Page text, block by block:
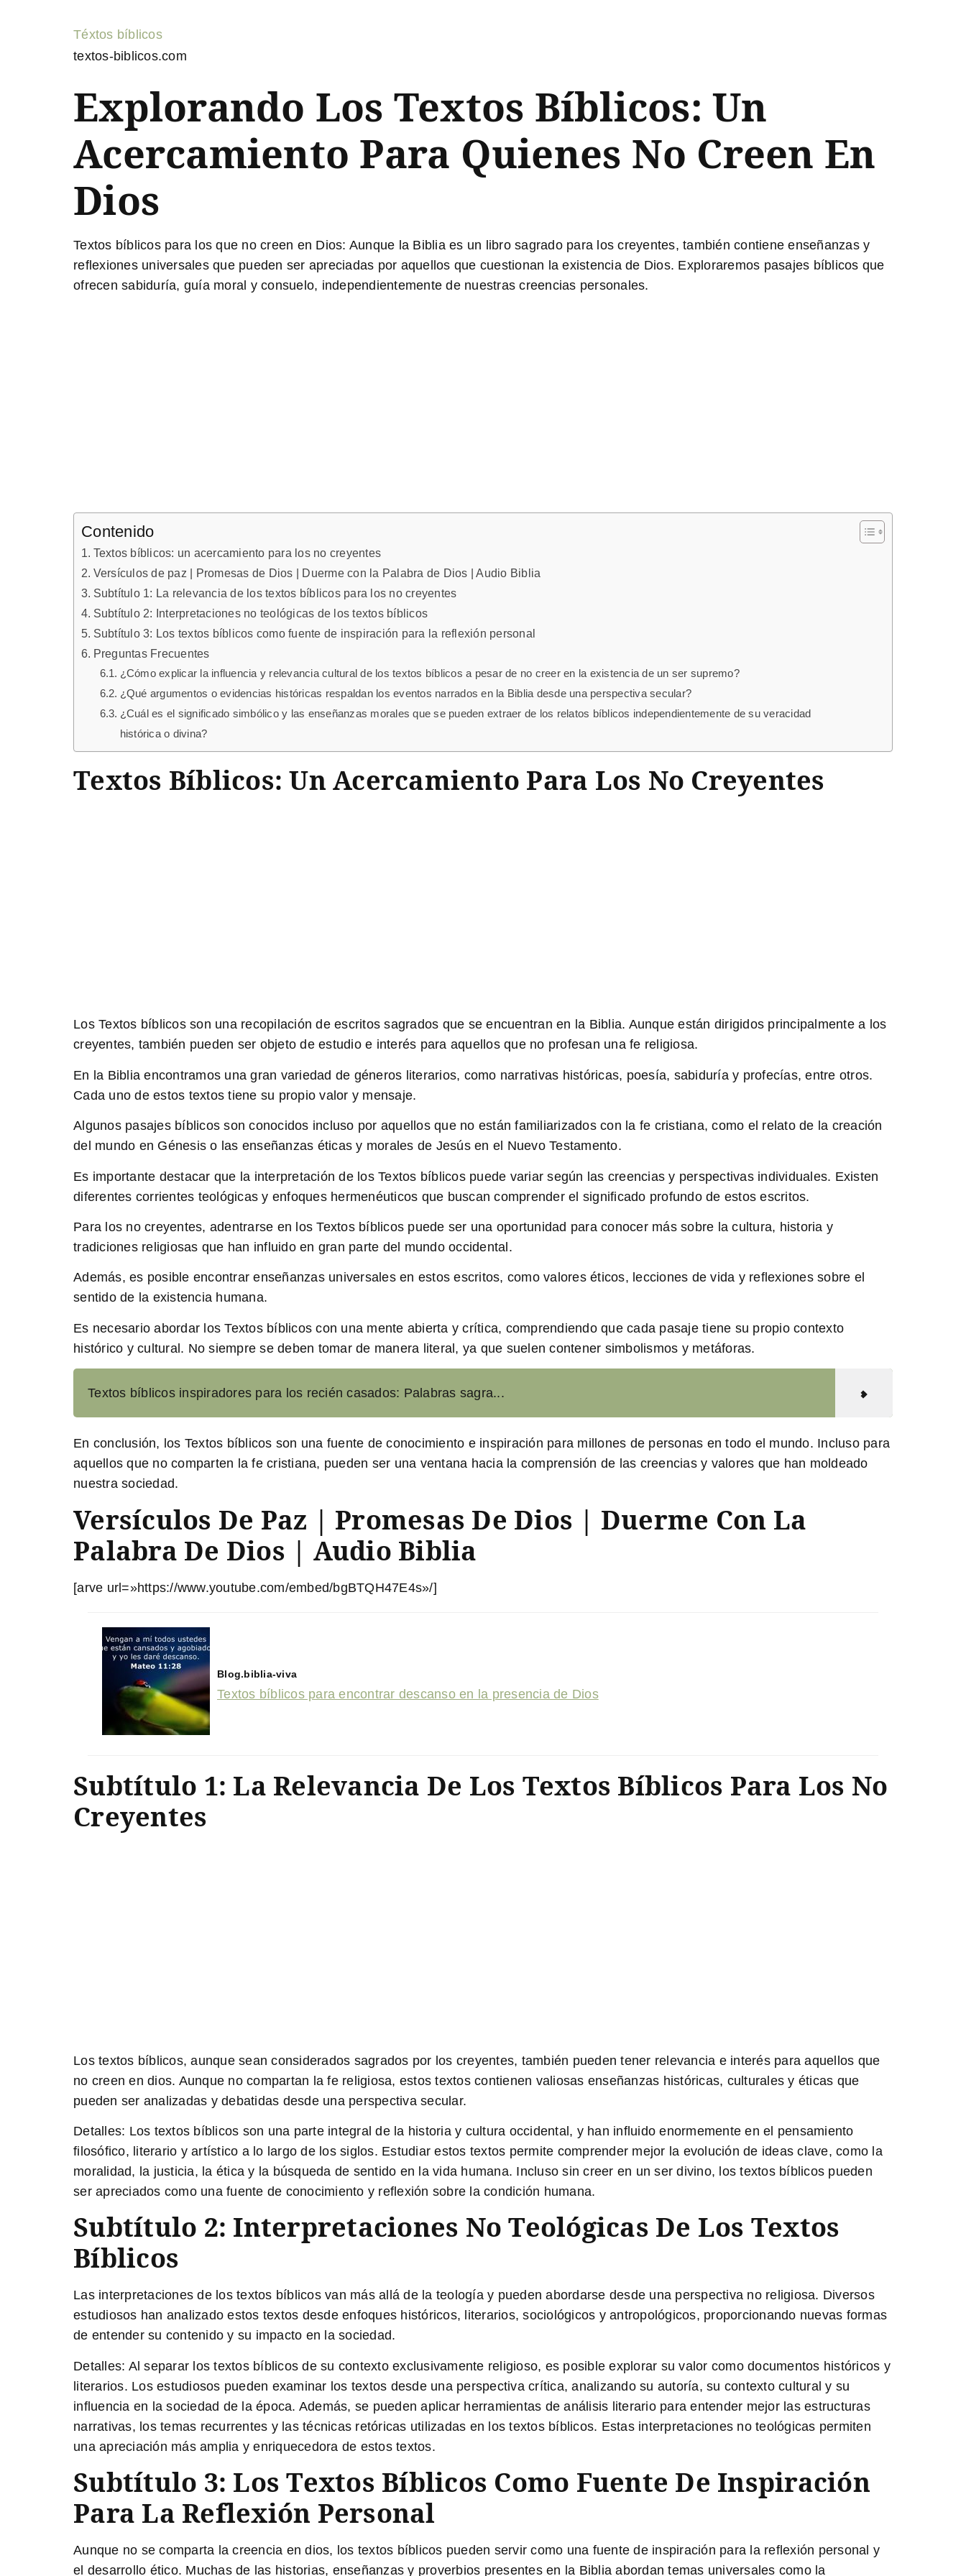
Téxtos bíblicos
textos-biblicos.com
Explorando Los Textos Bíblicos: Un
Acercamiento Para Quienes No Creen En
Dios
Textos bíblicos para los que no creen en Dios: Aunque la Biblia es un libro sagrado para los creyentes, también contiene enseñanzas y
reflexiones universales que pueden ser apreciadas por aquellos que cuestionan la existencia de Dios. Exploraremos pasajes bíblicos que
ofrecen sabiduría, guía moral y consuelo, independientemente de nuestras creencias personales.
Contenido
Textos bíblicos: un acercamiento para los no creyentes
Versículos de paz | Promesas de Dios | Duerme con la Palabra de Dios | Audio Biblia
Subtítulo 1: La relevancia de los textos bíblicos para los no creyentes
Subtítulo 2: Interpretaciones no teológicas de los textos bíblicos
Subtítulo 3: Los textos bíblicos como fuente de inspiración para la reflexión personal
Preguntas Frecuentes
¿Cómo explicar la influencia y relevancia cultural de los textos bíblicos a pesar de no creer en la existencia de un ser supremo?
¿Qué argumentos o evidencias históricas respaldan los eventos narrados en la Biblia desde una perspectiva secular?
¿Cuál es el significado simbólico y las enseñanzas morales que se pueden extraer de los relatos bíblicos independientemente de su veracidad
histórica o divina?
Textos Bíblicos: Un Acercamiento Para Los No Creyentes
Los Textos bíblicos son una recopilación de escritos sagrados que se encuentran en la Biblia. Aunque están dirigidos principalmente a los
creyentes, también pueden ser objeto de estudio e interés para aquellos que no profesan una fe religiosa.
En la Biblia encontramos una gran variedad de géneros literarios, como narrativas históricas, poesía, sabiduría y profecías, entre otros.
Cada uno de estos textos tiene su propio valor y mensaje.
Algunos pasajes bíblicos son conocidos incluso por aquellos que no están familiarizados con la fe cristiana, como el relato de la creación
del mundo en Génesis o las enseñanzas éticas y morales de Jesús en el Nuevo Testamento.
Es importante destacar que la interpretación de los Textos bíblicospuede variar según las creencias y perspectivas individuales. Existen
diferentes corrientes teológicas y enfoques hermenéuticos que buscan comprender el significado profundo de estos escritos.
Para los no creyentes, adentrarse en los Textos bíblicos puede ser una oportunidad para conocer más sobre la cultura, historia y
tradiciones religiosas que han influido en gran parte del mundo occidental.
Además, es posible encontrar enseñanzas universales en estos escritos, como valores éticos, lecciones de vida y reflexiones sobre el
sentido de la existencia humana.
Es necesario abordar los Textos bíblicos con una mente abierta y crítica, comprendiendo que cada pasaje tiene su propio contexto
histórico y cultural. No siempre se deben tomar de manera literal, ya que suelen contener simbolismos y metáforas.
Textos bíblicos inspiradores para los recién casados: Palabras sagra...
En conclusión, los Textos bíblicos son una fuente de conocimiento e inspiración para millones de personas en todo el mundo. Incluso para
aquellos que no comparten la fe cristiana, pueden ser una ventana hacia la comprensión de las creencias y valores que han moldeado
nuestra sociedad.
Versículos De Paz | Promesas De Dios | Duerme Con La
Palabra De Dios | Audio Biblia
[arve url=»https://www.youtube.com/embed/bgBTQH47E4s»/]
Blog.biblia-viva
Textos bíblicos para encontrar descanso en la presencia de Dios
Subtítulo 1: La Relevancia De Los Textos Bíblicos Para Los No
Creyentes
Los textos bíblicos, aunque sean considerados sagrados por los creyentes, también pueden tener relevancia e interés para aquellos que
no creen en dios. Aunque no compartan la fe religiosa, estos textos contienen valiosas enseñanzas históricas, culturales y éticas que
pueden ser analizadas y debatidas desde una perspectiva secular.
Detalles: Los textos bíblicos son una parte integral de la historia y cultura occidental, y han influido enormemente en el pensamiento
filosófico, literario y artístico a lo largo de los siglos. Estudiar estos textos permite comprender mejor la evolución de ideas clave, como la
moralidad, la justicia, la ética y la búsqueda de sentido en la vida humana. Incluso sin creer en un ser divino, los textos bíblicos pueden
ser apreciados como una fuente de conocimiento y reflexión sobre la condición humana.
Subtítulo 2: Interpretaciones No Teológicas De Los Textos
Bíblicos
Las interpretaciones de los textos bíblicos van más allá de la teología y pueden abordarse desde una perspectiva no religiosa. Diversos
estudiosos han analizado estos textos desde enfoques históricos, literarios, sociológicos y antropológicos, proporcionando nuevas formas
de entender su contenido y su impacto en la sociedad.
Detalles: Al separar los textos bíblicos de su contexto exclusivamente religioso, es posible explorar su valor como documentos históricos y
literarios. Los estudiosos pueden examinar los textos desde una perspectiva crítica, analizando su autoría, su contexto cultural y su
influencia en la sociedad de la época. Además, se pueden aplicar herramientas de análisis literario para entender mejor las estructuras
narrativas, los temas recurrentes y las técnicas retóricas utilizadas en los textos bíblicos. Estas interpretaciones no teológicas permiten
una apreciación más amplia y enriquecedora de estos textos.
Subtítulo 3: Los Textos Bíblicos Como Fuente De Inspiración
Para La Reflexión Personal
Aunque no se comparta la creencia en dios, los textos bíblicos pueden servir como una fuente de inspiración para la reflexión personal y
el desarrollo ético. Muchas de las historias, enseñanzas y proverbios presentes en la Biblia abordan temas universales como la